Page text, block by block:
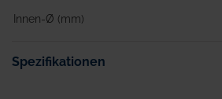
Innen-Ø (mm)
Spezifikationen